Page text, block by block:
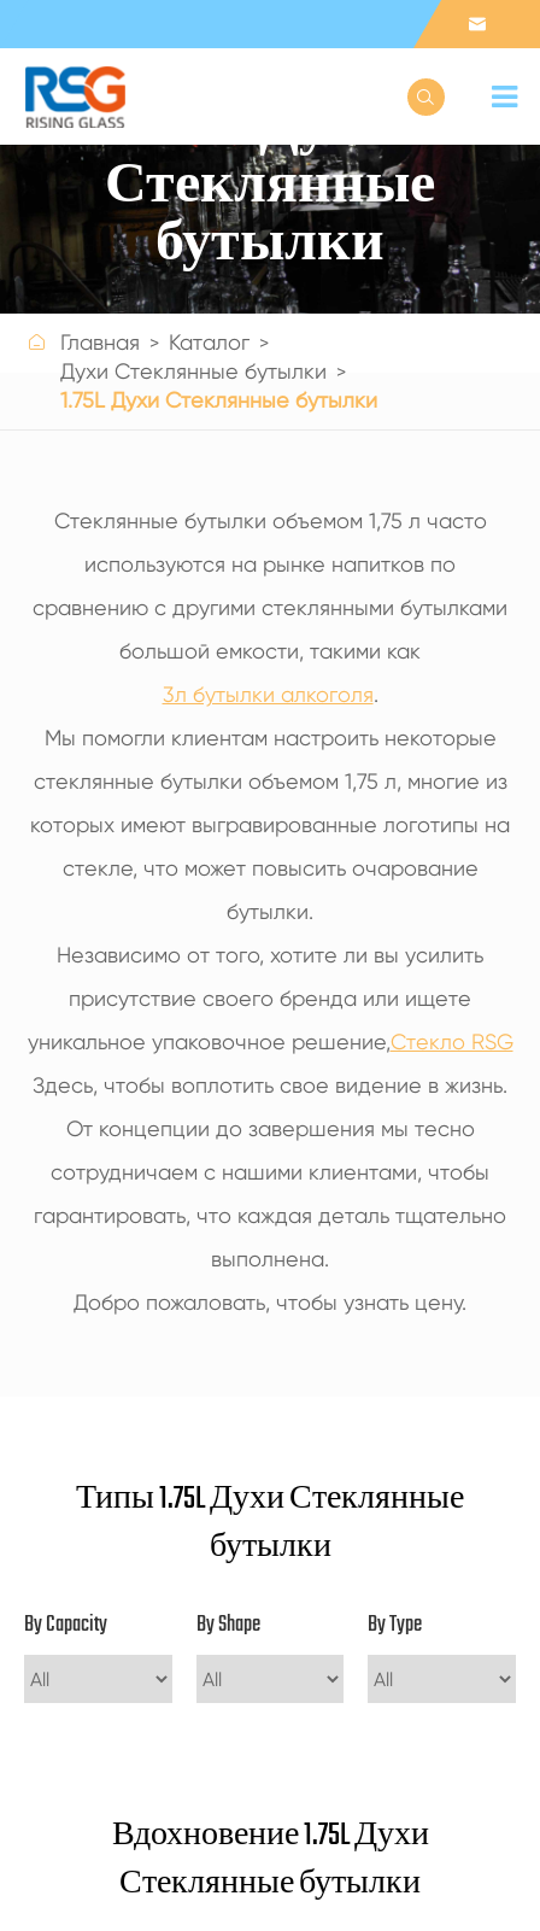


1.75L Духи
Стеклянные
бутылки
Get a Quote
 Главная
Каталог
Духи Стеклянные бутылки
1.75L Духи Стеклянные бутылки
Стеклянные бутылки объемом 1,75 л часто
используются на рынке напитков по
сравнению с другими стеклянными бутылками
большой емкости, такими как
3л бутылки алкоголя.
Мы помогли клиентам настроить некоторые
стеклянные бутылки объемом 1,75 л, многие из
которых имеют выгравированные логотипы на
стекле, что может повысить очарование
бутылки.
Независимо от того, хотите ли вы усилить
присутствие своего бренда или ищете
уникальное упаковочное решение,Стекло RSG
Здесь, чтобы воплотить свое видение в жизнь.
От концепции до завершения мы тесно
сотрудничаем с нашими клиентами, чтобы
гарантировать, что каждая деталь тщательно
выполнена.
Добро пожаловать, чтобы узнать цену.
Типы 1.75L Духи Стеклянные
бутылки
By Capacity By Shape By Type
Вдохновение 1.75L Духи
Стеклянные бутылки